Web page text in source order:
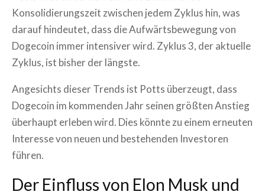
Konsolidierungszeit zwischen jedem Zyklus hin, was
darauf hindeutet, dass die Aufwärtsbewegung von
Dogecoin immer intensiver wird. Zyklus 3, der aktuelle
Zyklus, ist bisher der längste.
Angesichts dieser Trends ist Potts überzeugt, dass
Dogecoin im kommenden Jahr seinen größten Anstieg
überhaupt erleben wird. Dies könnte zu einem erneuten
Interesse von neuen und bestehenden Investoren
führen.
Der Einfluss von Elon Musk und